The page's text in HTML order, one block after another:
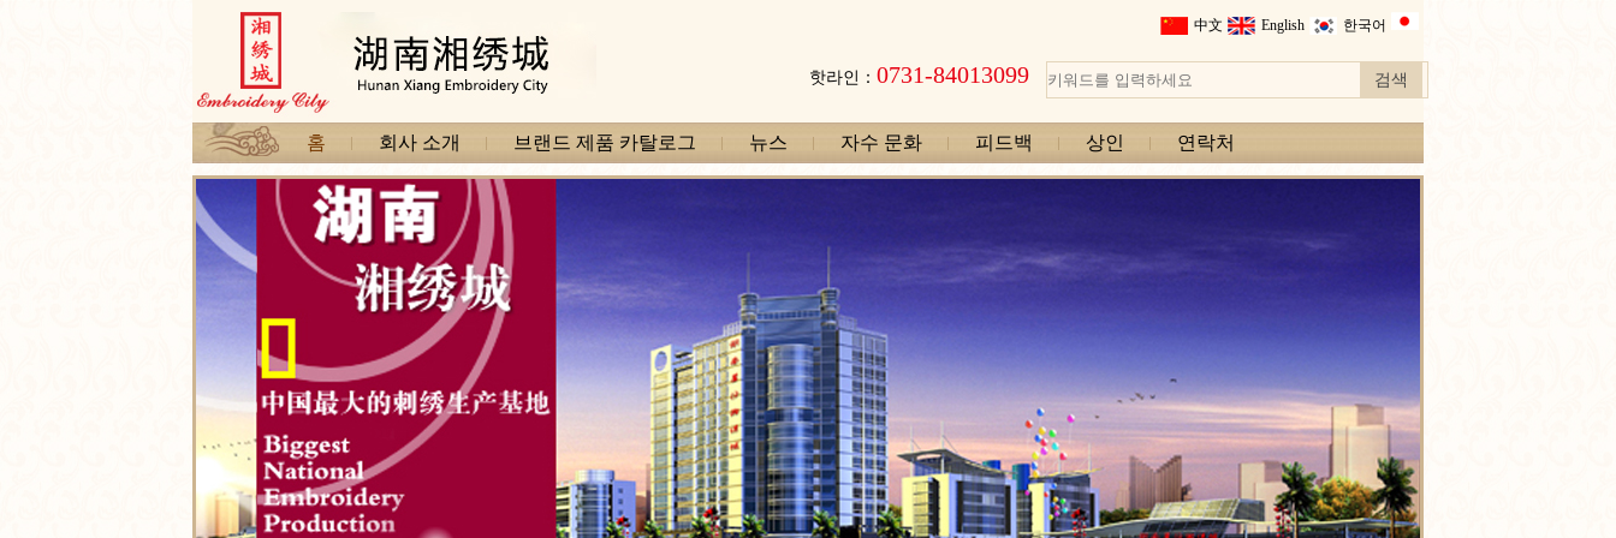
中文 English 한국어
핫라인： 0731-84013099
홈 회사 소개 브랜드 제품 카탈로그 뉴스 자수 문화 피드백 상인 연락처